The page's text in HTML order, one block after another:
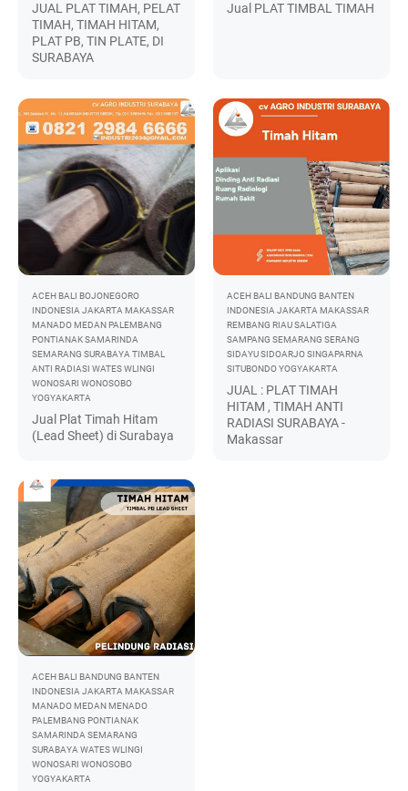
JUAL PLAT TIMAH, PELAT
TIMAH, TIMAH HITAM,
PLAT PB, TIN PLATE, DI
SURABAYA
Jual PLAT TIMBAL TIMAH
ACEH BALI BOJONEGORO
INDONESIA JAKARTA MAKASSAR
MANADO MEDAN PALEMBANG
PONTIANAKSAMARINDA
SEMARANG SURABAYA TIMBAL
ANTI RADIASI WATESWLINGI
WONOSARI WONOSOBO
YOGYAKARTA
Jual Plat Timah Hitam
(Lead Sheet) di Surabaya
ACEH BALI BANDUNG BANTEN
INDONESIA JAKARTA MAKASSAR
REMBANG RIAUSALATIGA
SAMPANG SEMARANG SERANG
SIDAYUSIDOARJOSINGAPARNA
SITUBONDOYOGYAKARTA
JUAL : PLAT TIMAH
HITAM , TIMAH ANTI
RADIASI SURABAYA -
Makassar
ACEH BALI BANDUNG BANTEN
INDONESIA JAKARTA MAKASSAR
MANADO MEDAN MENADO
PALEMBANG PONTIANAK
SAMARINDA SEMARANG
SURABAYA WATESWLINGI
WONOSARI WONOSOBO
YOGYAKARTA